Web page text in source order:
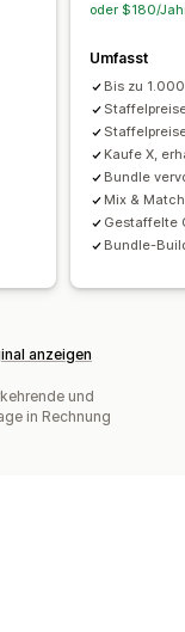
oder $180/
Umfasst
Bis zu
Kaufe X,
Bundle
Mix & Match
Gestaffelte
Bundle-
anzeigen
und
in Rechnung